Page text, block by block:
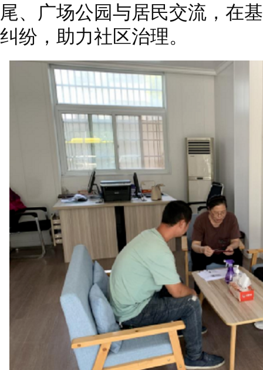
尾、广场公园与居民交流，在
纠纷，助力社区治理。